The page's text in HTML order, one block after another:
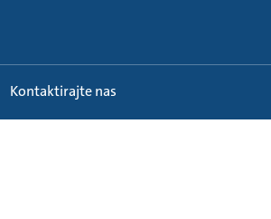
Kontaktirajte nas